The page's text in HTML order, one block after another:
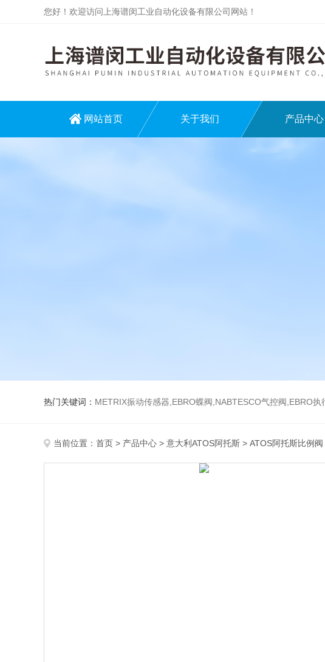
您好！欢迎访问上海谱闵工业自动化设备有限公司网站！
网站首页 关于我们 产品中心
热门关键词： METRIX振动传感器,EBRO蝶阀,NABTESCO气控阀,EBRO执
当前位置： 首页 > 产品中心 > 意大利ATOS阿托斯 > ATOS阿托斯比例阀